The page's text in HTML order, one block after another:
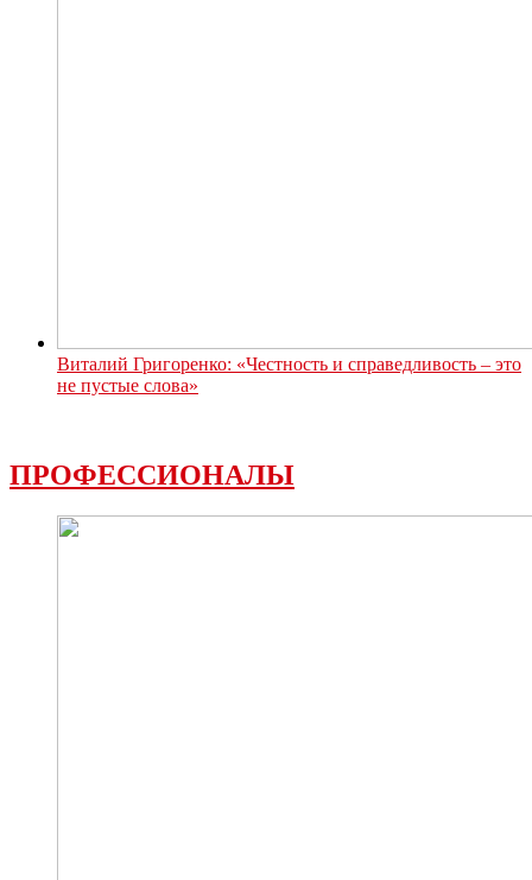
Виталий Григоренко: «Честность и справедливость – это
не пустые слова»
ПРОФЕССИОНАЛЫ